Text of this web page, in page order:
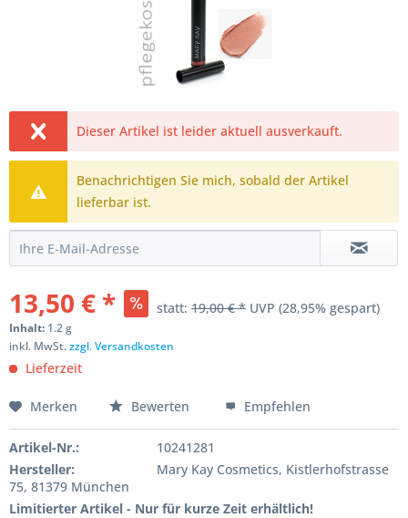
Dieser Artikel ist leider aktuell ausverkauft.
Benachrichtigen Sie mich, sobald der Artikel
lieferbar ist.
13,50 € * statt: 19,00 € * UVP (28,95% gespart)
Inhalt: 1.2 g
inkl. MwSt.zzgl. Versandkosten
Lieferzeit
Merken Bewerten Empfehlen
Artikel-Nr.:
10241281
Hersteller:
Mary Kay Cosmetics, Kistlerhofstrasse
75, 81379 München
Limitierter Artikel - Nur für kurze Zeit erhältlich!